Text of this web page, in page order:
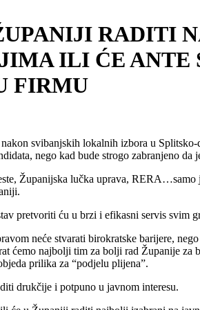
RADITI
ILI ĆE ANTE
FIRMU
svibanjskih lokalnih izbora u
nego kad bude strogo zabranjeno da
Županijska lučka uprava,
pretvoriti ću u brzi i efikasni servis svim
neće stvarati birokratske barijere,
ćemo najbolji tim za bolji rad Županije za
prilika za “podjelu plijena”.
drukčije i potpuno u javnom interesu.